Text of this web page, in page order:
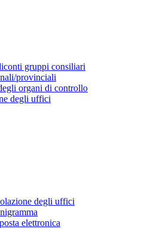
gruppi consiliari
provinciali
organi di controllo
degli uffici
degli uffici
elettronica